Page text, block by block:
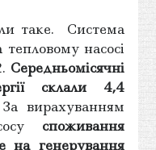
таке. Система
насосі
Середньомісячні
склали 4,4
вирахуванням
споживання
на генерування